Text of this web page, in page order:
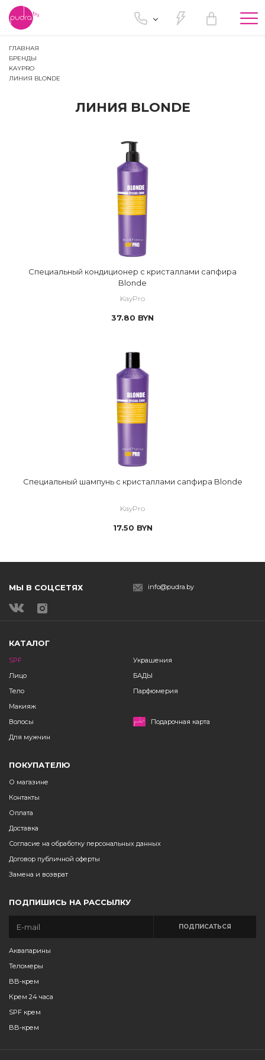
ГЛАВНАЯ
БРЕНДЫ
KAYPRO
ЛИНИЯ BLONDE
ЛИНИЯ BLONDE
Специальный кондиционер с кристаллами сапфира
Blonde
KayPro
37.80 BYN
Специальный шампунь с кристаллами сапфира Blonde
KayPro
17.50 BYN
МЫ В СОЦСЕТЯХ info@pudra.by
КАТАЛОГ
SPF
Лицо
Тело
Макияж
Волосы
Для мужчин
Украшения
БАДЫ
Парфюмерия
Подарочная карта
ПОКУПАТЕЛЮ
О магазине
Контакты
Оплата
Доставка
Согласие на обработку персональных данных
Договор публичной оферты
Замена и возврат
ПОДПИШИСЬ НА РАССЫЛКУ
ПОДПИСАТЬСЯ
Аквапарины
Теломеры
BB-крем
Крем 24 часа
SPF крем
BB-крем